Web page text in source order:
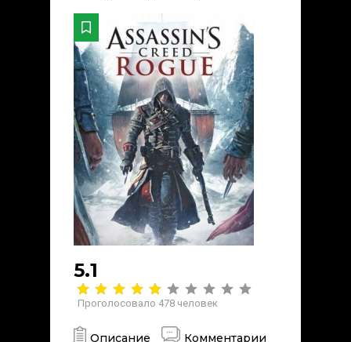
5.1
Проголосовало 478 человек
Описание Комментарии